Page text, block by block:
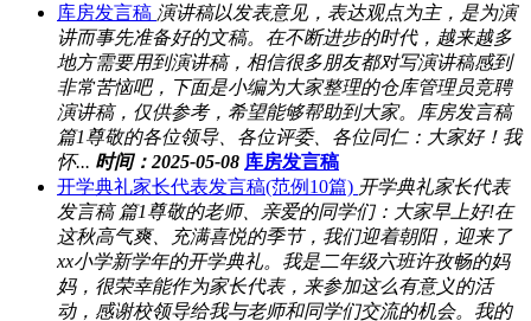
库房发言稿 演讲稿以发表意见，表达观点为主，是为演
讲而事先准备好的文稿。在不断进步的时代，越来越多
地方需要用到演讲稿，相信很多朋友都对写演讲稿感到
非常苦恼吧，下面是小编为大家整理的仓库管理员竞聘
演讲稿，仅供参考，希望能够帮助到大家。库房发言稿
篇1尊敬的各位领导、各位评委、各位同仁：大家好！我
怀... 时间：2025-05-08 库房发言稿
开学典礼家长代表发言稿(范例10篇) 开学典礼家长代表
发言稿 篇1尊敬的老师、亲爱的同学们：大家早上好!在
这秋高气爽、充满喜悦的季节，我们迎着朝阳，迎来了
xx小学新学年的开学典礼。我是二年级六班许孜畅的妈
妈，很荣幸能作为家长代表，来参加这么有意义的活
动，感谢校领导给我与老师和同学们交流的机会。我的